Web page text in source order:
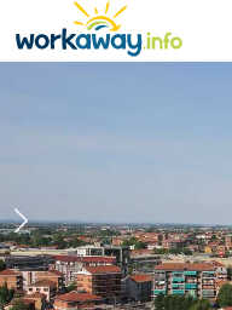
CONTENT
MAIN NAVIGATION